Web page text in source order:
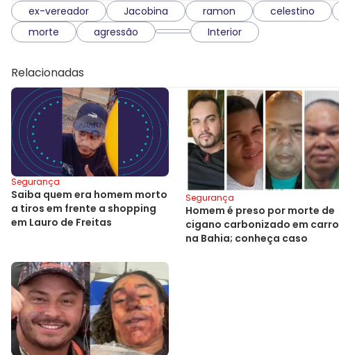
ex-vereador Jacobina ramon celestino
morte
agressão Interior
Relacionadas
Segurança
Saiba quem era homem morto
a tiros em frente a shopping
em Lauro de Freitas
Segurança
Homem é preso por morte de
cigano carbonizado em carro
na Bahia; conheça caso